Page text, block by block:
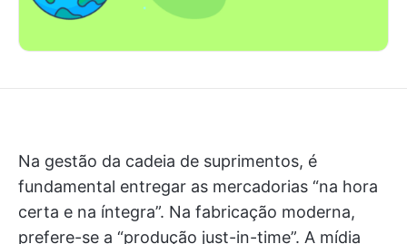
Na gestão da cadeia de suprimentos, é
fundamental entregar as mercadorias “na hora
certa e na íntegra”. Na fabricação moderna,
prefere-se a “produção just-in-time”. A mídia